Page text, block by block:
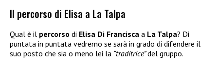
Il percorso di Elisa a La Talpa
Qual è il percorso di Elisa Di Francisca a La Talpa? Di
puntata in puntata vedremo se sarà in grado di difendere il
suo posto che sia o meno lei la “traditrice”del gruppo.